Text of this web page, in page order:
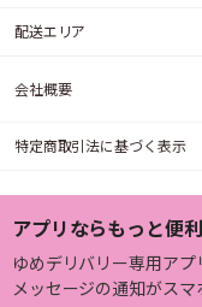
配送エリア
会社概要
特定商取引法に基づく表示
アプリならもっと便
ゆめデリバリー専用アプ
メッセージの通知がスマ